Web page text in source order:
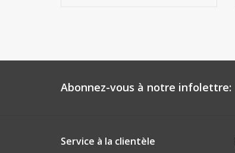
Abonnez-vous à notre infolettre:
Service à la clientèle